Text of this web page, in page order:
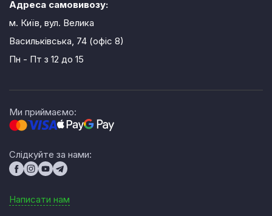
Адреса самовивозу:
м. Київ, вул. Велика
Васильківська, 74 (офіс 8)
Пн - Пт з 12 до 15
Ми приймаємо:
Слідкуйте за нами:
Написати нам